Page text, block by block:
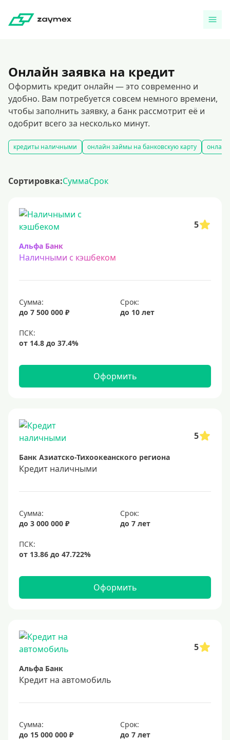
Онлайн заявка на кредит
Оформить кредит онлайн — это современно и
удобно. Вам потребуется совсем немного времени,
чтобы заполнить заявку, а банк рассмотрит её и
одобрит всего за несколько минут.
кредиты наличными онлайн займы на банковскую карту
Сортировка:СуммаСрок
5
Альфа Банк
Наличными с кэшбеком
Сумма:
до 7 500 000 ₽
Срок:
до 10 лет
Оформить
5
Банк Азиатско-Тихоокеанского региона
Кредит наличными
Сумма:
до 3 000 000 ₽
Срок:
до 7 лет
Оформить
5
Альфа Банк
Кредит на автомобиль
Сумма:
до 15 000 000 ₽
Срок:
до 7 лет